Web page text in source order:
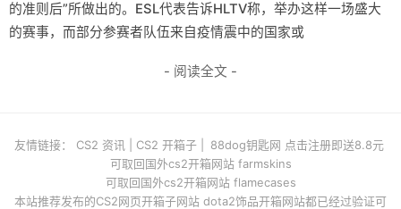
的准则后”所做出的。ESL代表告诉HLTV称，举办这样一场盛大
的赛事，而部分参赛者队伍来自疫情震中的国家或
- 阅读全文 -
友情链接： CS2 资讯 CS2 开箱子
88dog钥匙网 点击注册即送8.8元
可取回国外cs2开箱网站 farmskins
可取回国外cs2开箱网站 flamecases
本站推荐发布的CS2网页开箱子网站 dota2饰品开箱网站都已经过验证可